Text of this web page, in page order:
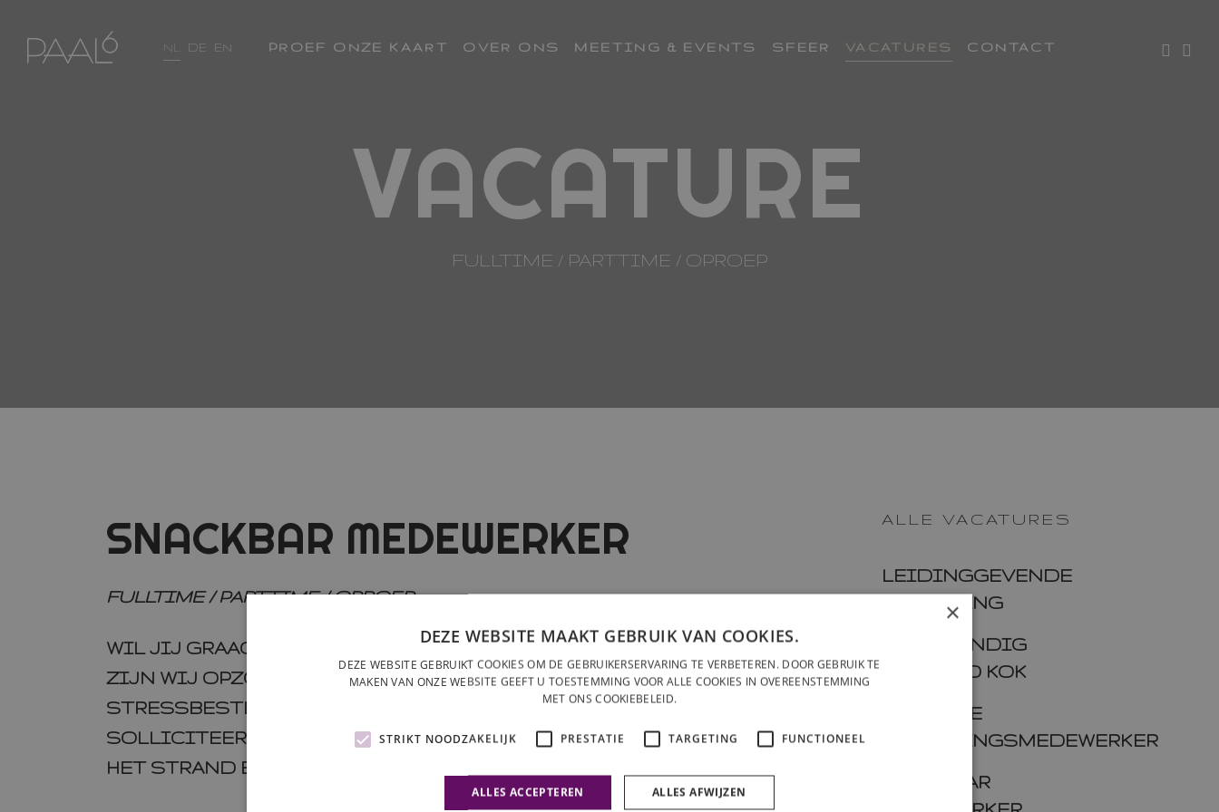
NL DE EN PROEF ONZE KAART OVER ONS MEETING & EVENTS SFEER VACATURES CONTACT
VACATURE
FULLTIME / PARTTIME / OPROEP
SNACKBAR MEDEWERKER
FULLTIME / PARTTIME / OPROEP
WIL JIJ GRAAG EEN LEUKE (BIJ)BAAN VOOR DEZE ZOMER? VANAF APRIL
ZIJN WIJ OPZOEK NAAR HARDWERKENDE, FLEXIBELE,
STRESSBESTENDIGE COLLEGA'S ZONDER 9 TOT 5 MENTALITEIT.
SOLLICITEER NU EN MISSCHIEN BRENG JIJ DE ZOMER WEL DOOR OP
HET STRAND BIJ PAAL6!
ALLE VACATURES
LEIDINGGEVENDE
BEDIENING
ZELFSTANDIG
WERKEND KOK
VROLIJKE
BEDIENINGSMEDEWERKER
SNACKBAR
×
DEZE WEBSITE MAAKT GEBRUIK VAN COOKIES.
DEZE WEBSITE GEBRUIKT COOKIES OM DE GEBRUIKERSERVARING TE VERBETEREN. DOOR GEBRUIK TE
MAKEN VAN ONZE WEBSITE GEEFT U TOESTEMMING VOOR ALLE COOKIES IN OVEREENSTEMMING
MET ONS COOKIEBELEID.
STRIKT NOODZAKELIJK PRESTATIE TARGETING FUNCTIONEEL
ALLES ACCEPTEREN ALLES AFWIJZEN